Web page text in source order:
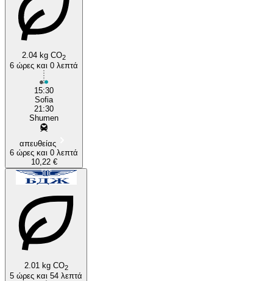
Sofia
2.04 kg CO2
6 ώρες και 0 λεπτά
15:30
Sofia
21:30
Shumen
απευθείας
6 ώρες και 0 λεπτά
10,22 €
2.01 kg CO2
5 ώρες και 54 λεπτά